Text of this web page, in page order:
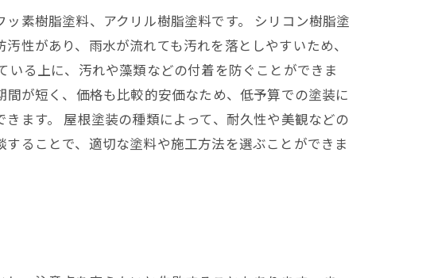
素樹脂塗料、アクリル樹脂塗料です。 シリコン樹脂塗
性があり、雨水が流れても汚れを落としやすいため、
る上に、汚れや藻類などの付着を防ぐことができま
が短く、価格も比較的安価なため、低予算での塗装に
ます。 屋根塗装の種類によって、耐久性や美観などの
ることで、適切な塗料や施工方法を選ぶことができま